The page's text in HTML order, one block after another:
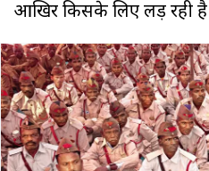
आखिर किसके लिए लड़ रही